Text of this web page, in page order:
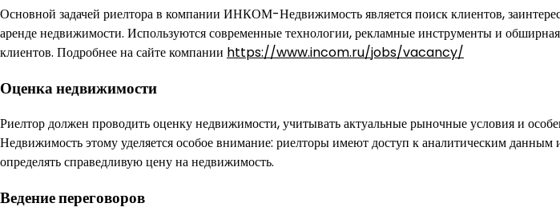
Основной задачей риелтора в компании ИНКОМ-Недвижимость является поиск клиентов,
аренде недвижимости. Используются современные технологии, рекламные инструменты и
клиентов. Подробнее на сайте компании https://www.incom.ru/jobs/vacancy/
Оценка недвижимости
Риелтор должен проводить оценку недвижимости, учитывать актуальные рыночные условия и
Недвижимость этому уделяется особое внимание: риелторы имеют доступ к аналитическим данным
определять справедливую цену на недвижимость.
Ведение переговоров